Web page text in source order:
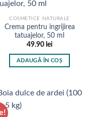
Opțiunile
fi
alese
în
pagina
produsului.
COSMETICE NATURALE
Crema pentru ingrijirea
tatuajelor, 50 ml
49.90 lei
ADAUGĂ ÎN COȘ